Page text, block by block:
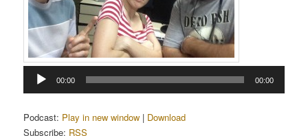
Tocador
00:00 00:00
Podcast: Play in new window | Download
Subscribe: RSS